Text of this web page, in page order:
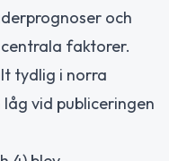
och
faktorer.
tydlig i norra
låg vid publiceringen